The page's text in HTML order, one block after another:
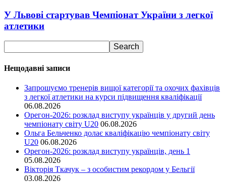
У Львові стартував Чемпіонат України з легкої
атлетики
Нещодавні записи
Запрошуємо тренерів вищої категорії та охочих фахівців
з легкої атлетики на курси підвищення кваліфікації
06.08.2026
Орегон-2026: розклад виступу українців у другий день
чемпіонату світу U20 06.08.2026
Ольга Бельченко долає кваліфікацію чемпіонату світу
U20 06.08.2026
Орегон-2026: розклад виступу українців, день 1
05.08.2026
Вікторія Ткачук – з особистим рекордом у Бельгії
03.08.2026